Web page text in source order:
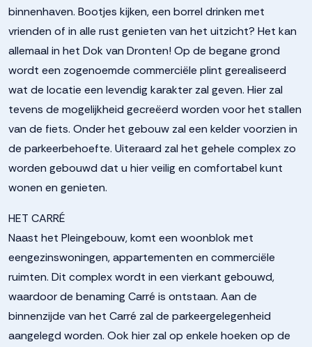
binnenhaven. Bootjes kijken, een borrel drinken met
vrienden of in alle rust genieten van het uitzicht? Het kan
allemaal in het Dok van Dronten! Op de begane grond
wordt een zogenoemde commerciële plint gerealiseerd
wat de locatie een levendig karakter zal geven. Hier zal
tevens de mogelijkheid gecreëerd worden voor het stallen
van de fiets. Onder het gebouw zal een kelder voorzien in
de parkeerbehoefte. Uiteraard zal het gehele complex zo
worden gebouwd dat u hier veilig en comfortabel kunt
wonen en genieten.
HET CARRÉ
Naast het Pleingebouw, komt een woonblok met
eengezinswoningen, appartementen en commerciële
ruimten. Dit complex wordt in een vierkant gebouwd,
waardoor de benaming Carré is ontstaan. Aan de
binnenzijde van het Carré zal de parkeergelegenheid
aangelegd worden. Ook hier zal op enkele hoeken op de